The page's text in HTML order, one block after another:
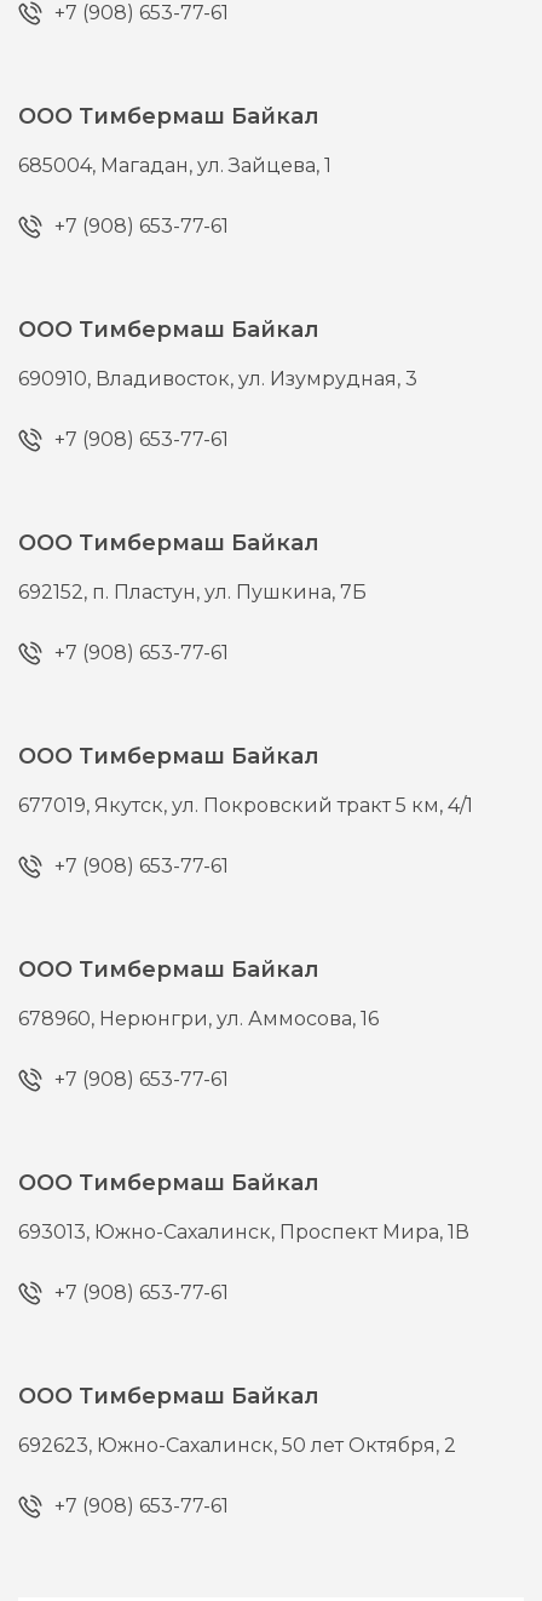
+7 (908) 653-77-61
ООО Тимбермаш Байкал
685004, Магадан,ул. Зайцева, 1
+7 (908) 653-77-61
ООО Тимбермаш Байкал
690910, Владивосток,ул. Изумрудная, 3
+7 (908) 653-77-61
ООО Тимбермаш Байкал
692152, п. Пластун,ул. Пушкина, 7Б
+7 (908) 653-77-61
ООО Тимбермаш Байкал
677019, Якутск,ул. Покровский тракт 5 км, 4/1
+7 (908) 653-77-61
ООО Тимбермаш Байкал
678960, Нерюнгри,ул. Аммосова, 16
+7 (908) 653-77-61
ООО Тимбермаш Байкал
693013, Южно-Сахалинск, Проспект Мира, 1В
+7 (908) 653-77-61
ООО Тимбермаш Байкал
692623, Южно-Сахалинск,50 лет Октября, 2
+7 (908) 653-77-61